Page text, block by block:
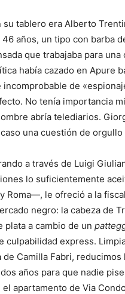
su tablero era Alberto
46 años, un tipo con barba
que trabajaba para
había cazado en Apure
incomprobable de
No tenía importancia
abría telediarios.
una cuestión de orgullo
a través de Luigi
lo suficientemente
Roma—, le ofreció a la
negro: la cabeza de
plata a cambio de un
culpabilidad express.
de Camilla Fabri, reducimos
años para que nadie
apartamento de Via